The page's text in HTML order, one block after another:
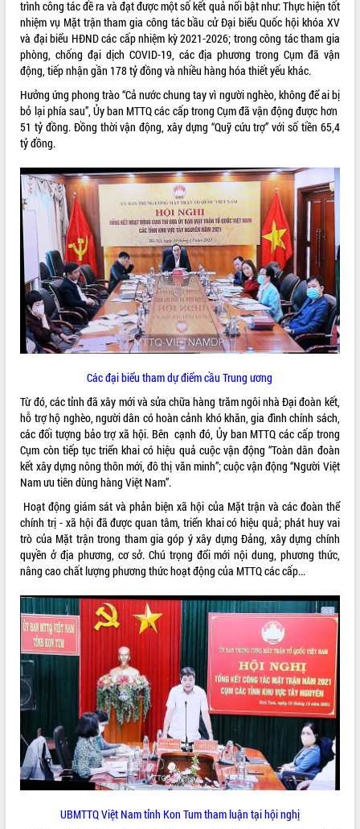
VIDEO
Loading the player...
Trailer Lễ hội Sầu riêng Đắk Lắk năm
2026
Khám bệnh, cấp phát thuốc miễn phí
và tặng quà người dân xã Cư Pui
Hội nghị UBND tỉnh Đắk Lắk thường kỳ
tháng 7/2026
Lễ truy tặng danh hiệu “Bà Mẹ Việt
Nam Anh hùng” và trao Huân chương
Lao động
vụ 6 tháng cuối năm 2026
Kỳ họp thứ Hai, Hội đồng nhân dân
tỉnh khóa XI quyết nghị nhiều nội dung
quan trọng
Bí thư Tỉnh ủy Lương Nguyễn Minh
Triết thăm, tặng quà người có công với
cách mạng
Rà soát, hoàn thiện hệ thống thiết chế
văn hóa, thể thao đáp ứng yêu cầu
phát triển mới
Thường trực HĐND tỉnh Đắk Lắk gặp
mặt Đoàn chuyên gia y tế TP. Hồ Chí
Lễ truy điệu và an táng hài cốt liệt sĩ
tại Nghĩa trang Liệt sĩ xã Sơn Hòa
Bàn giải pháp tháo gỡ khó khăn trong
xuất khẩu sầu riêng và triển khai quy
định EUDR
Thứ trưởng Bộ Nông nghiệp và Môi
trường Nguyễn Hoàng Hiệp khảo sát
vùng trồng và doanh nghiệp đóng gói
sầu riêng tại Đắk Lắk
Trình diễn nghệ thuật chế biến các
món ăn từ sầu riêng
tiến đầu tư tỉnh
ALBUM ẢNH
LIÊN KẾT WEB
THỐNG KÊ TRUY CẬP
Tất cả: 66108012
trình công tác đề ra và đạt được một số kết quả nổi bật như: Thực hiện tốt
nhiệm vụ Mặt trận tham gia công tác bầu cử Đại biểu Quốc hội khóa XV
và đại biểu HĐND các cấp nhiệm kỳ 2021-2026; trong công tác tham gia
phòng, chống đại dịch COVID-19, các địa phương trong Cụm đã vận
động, tiếp nhận gần 178 tỷ đồng và nhiều hàng hóa thiết yếu khác.
Hưởng ứng phong trào “Cả nước chung tay vì người nghèo, không để ai bị
bỏ lại phía sau”, Ủy ban MTTQ các cấp trong Cụm đã vận động được hơn
51 tỷ đồng. Đồng thời vận động, xây dựng “Quỹ cứu trợ” với số tiền 65,4
tỷ đồng.
Các đại biểu tham dự điểm cầu Trung ương
Từ đó, các tỉnh đã xây mới và sửa chữa hàng trăm ngôi nhà Đại đoàn kết,
hỗ trợ hộ nghèo, người dân có hoàn cảnh khó khăn, gia đình chính sách,
các đối tượng bảo trợ xã hội. Bên cạnh đó, Ủy ban MTTQ các cấp trong
Cụm còn tiếp tục triển khai có hiệu quả cuộc vận động “Toàn dân đoàn
kết xây dựng nông thôn mới, đô thị văn minh”; cuộc vận động “Người Việt
Nam ưu tiên dùng hàng Việt Nam”.
Hoạt động giám sát và phản biện xã hội của Mặt trận và các đoàn thể
chính trị - xã hội đã được quan tâm, triển khai có hiệu quả; phát huy vai
trò của Mặt trận trong tham gia góp ý xây dựng Đảng, xây dựng chính
quyền ở địa phương, cơ sở. Chú trọng đổi mới nội dung, phương thức,
nâng cao chất lượng phương thức hoạt động của MTTQ các cấp...
UBMTTQ Việt Nam tỉnh Kon Tum tham luận tại hội nghị